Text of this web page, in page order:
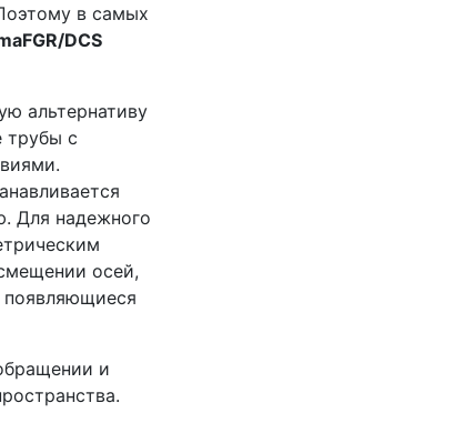
в самых
DCS
альтернативу
трубы с
Для надежного
осей,
и